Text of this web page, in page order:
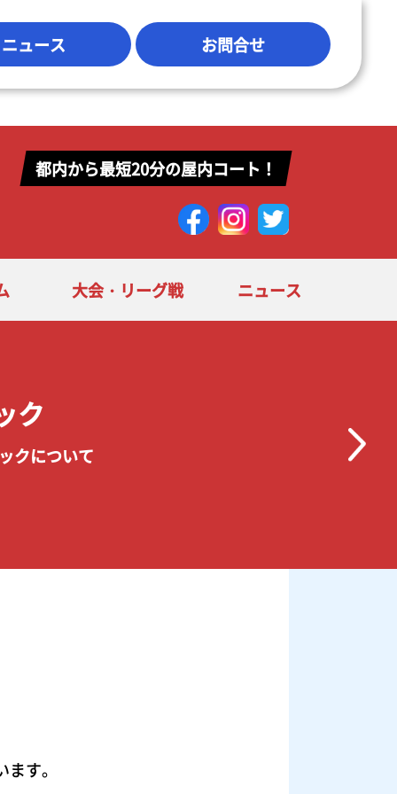
ニュース お問合せ
都内から最短20分の屋内コート！
大会・リーグ戦 ニュース
ク
クについて
す。